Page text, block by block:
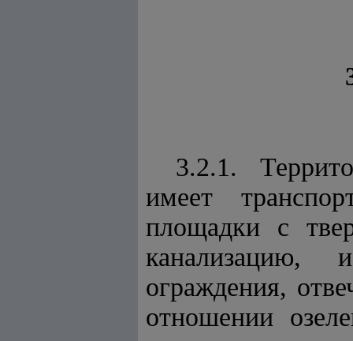
3.2.1.
имеет
площадки с
канализацию,
ограждения,
отношении